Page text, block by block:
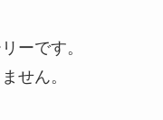
ーです。
せん。